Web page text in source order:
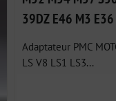
39DZ E46 M3
Adaptateur PMC
LS V8 LS1 LS3...